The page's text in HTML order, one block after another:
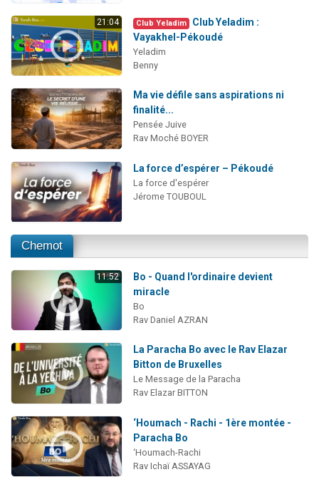
21:04 Club Yeladim
Club Yeladim :
Vayakhel-Pékoudé
Yeladim
Benny
Ma vie défile sans aspirations ni
finalité...
Pensée Juive
Rav Moché BOYER
La force d’espérer – Pékoudé
La force d'espérer
Jérome TOUBOUL
Chemot
11:52
Bo - Quand l'ordinaire devient
miracle
Bo
Rav Daniel AZRAN
La Paracha Bo avec le Rav Elazar
Bitton de Bruxelles
Le Message de la Paracha
Rav Elazar BITTON
‘Houmach - Rachi - 1ère montée -
Paracha Bo
‘Houmach-Rachi
Rav Ichaï ASSAYAG